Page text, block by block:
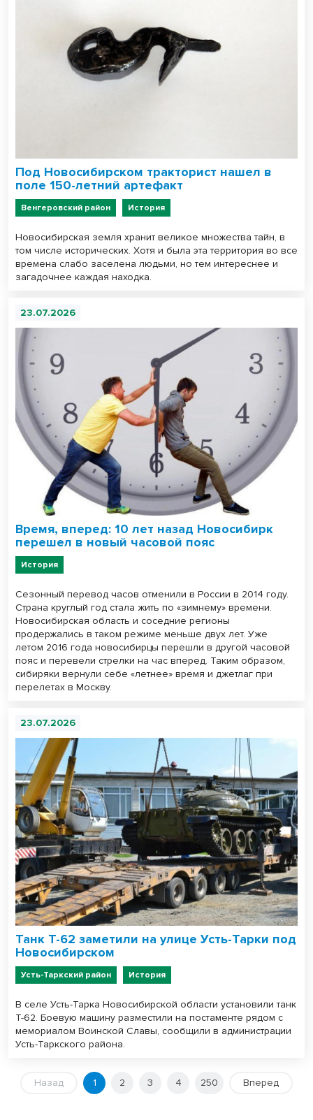
Под Новосибирском тракторист нашел в
поле 150-летний артефакт
Венгеровский район История
Новосибирская земля хранит великое множества тайн, в
том числе исторических. Хотя и была эта территория во все
времена слабо заселена людьми, но тем интереснее и
загадочнее каждая находка.
23.07.2026
Время, вперед: 10 лет назад Новосибирк
перешел в новый часовой пояс
История
Сезонный перевод часов отменили в России в 2014 году.
Страна круглый год стала жить по «зимнему» времени.
Новосибирская область и соседние регионы
продержались в таком режиме меньше двух лет. Уже
летом 2016 года новосибирцы перешли в другой часовой
пояс и перевели стрелки на час вперед. Таким образом,
сибиряки вернули себе «летнее» время и джетлаг при
перелетах в Москву.
23.07.2026
Танк Т-62 заметили на улице Усть-Тарки под
Новосибирском
Усть-Таркский район История
В селе Усть-Тарка Новосибирской области установили танк
Т-62. Боевую машину разместили на постаменте рядом с
мемориалом Воинской Славы, сообщили в администрации
Усть-Таркского района.
Назад 1 2 3 4 250 Вперед